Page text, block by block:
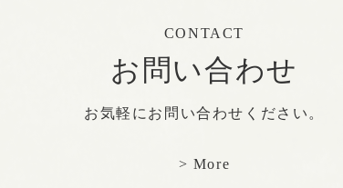
CONTACT
お問い合わせ
お気軽にお問い合わせください。
> More